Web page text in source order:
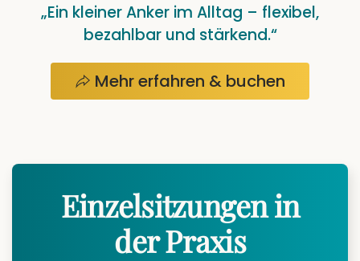
„Ein kleiner Anker im Alltag – flexibel,
bezahlbar und stärkend.“
Mehr erfahren & buchen
Einzelsitzungen in
der Praxis